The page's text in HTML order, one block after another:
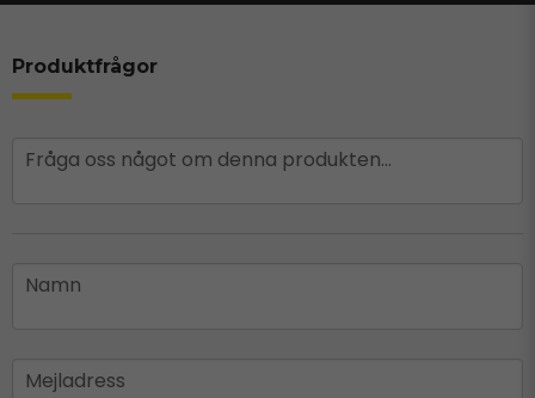
Produktfrågor
question
Fråga oss något om denna produkten...
name
Namn
email
Mejladress